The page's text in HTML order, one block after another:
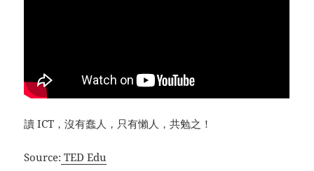
讀 ICT，沒有蠢人，只有懶人，共勉之！
Source: TED Edu